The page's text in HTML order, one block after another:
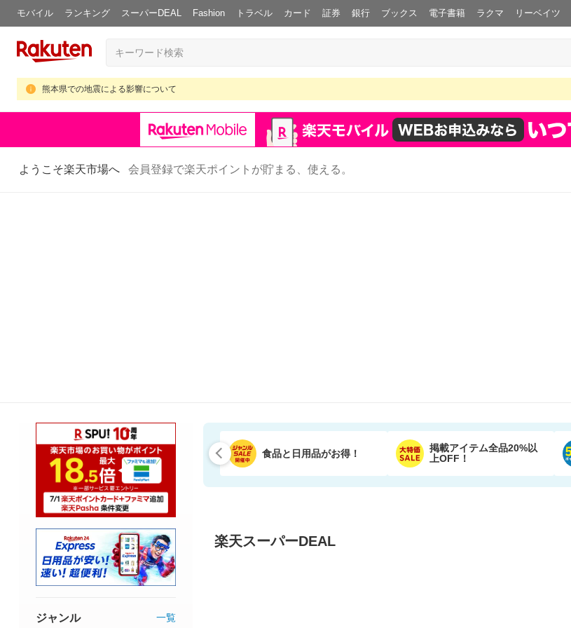
モバイル ランキング スーパーDEAL Fashion トラベル カード 証券 銀行 ブックス 電子書籍 ラクマ リーベイツ
熊本県での地震による影響について
ようこそ楽天市場へ 会員登録で楽天ポイントが貯まる、使える。
食品と日用品がお得！
掲載アイテム全品20%以
上OFF！
楽天スーパーDEAL
ジャンル 一覧